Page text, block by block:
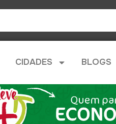
CIDADES BLOGS